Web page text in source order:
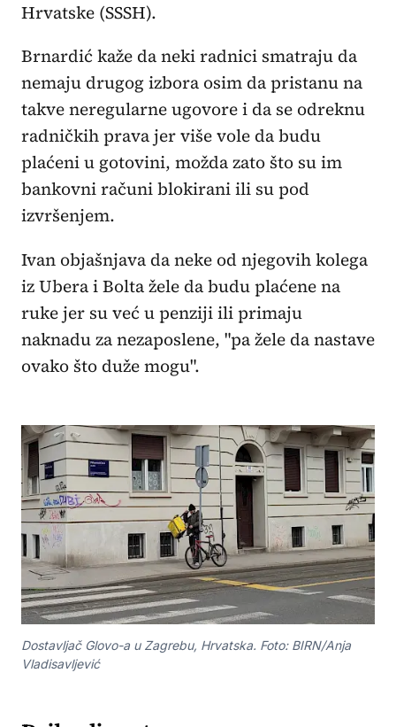
Hrvatske (SSSH).
Brnardić kaže da neki radnici smatraju da
nemaju drugog izbora osim da pristanu na
takve neregularne ugovore i da se odreknu
radničkih prava jer više vole da budu
plaćeni u gotovini, možda zato što su im
bankovni računi blokirani ili su pod
izvršenjem.
Ivan objašnjava da neke od njegovih kolega
iz Ubera i Bolta žele da budu plaćene na
ruke jer su već u penziji ili primaju
naknadu za nezaposlene, "pa žele da nastave
ovako što duže mogu".
Dostavljač Glovo-a u Zagrebu, Hrvatska. Foto: BIRN/Anja
Vladisavljević